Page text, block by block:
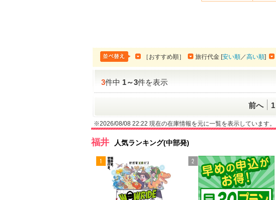
［おすすめ順］ 旅行代金 [安い順／高い順]
3件中1～3件を表示
前へ 1
※2026/08/08 22:22 現在の在庫情報を元に一覧を表示しています。
福井 人気ランキング(中部発)